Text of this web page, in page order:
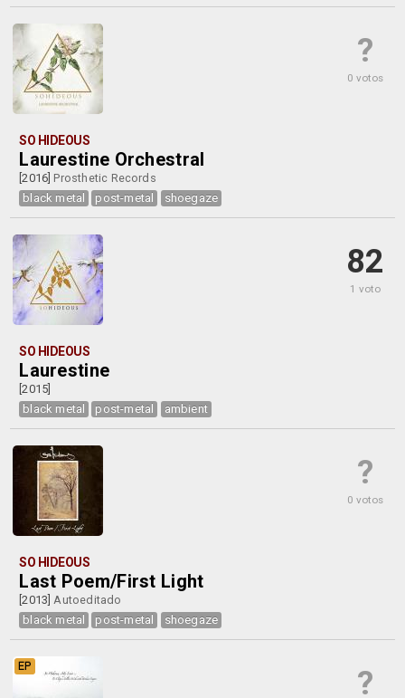
?
0 votos
SO HIDEOUS
Laurestine Orchestral
[2016] Prosthetic Records
black metal
post-metal shoegaze
82
1 voto
SO HIDEOUS
Laurestine
[2015]
black metal
post-metal ambient
?
0 votos
SO HIDEOUS
Last Poem/First Light
[2013]Autoeditado
black metal
post-metal shoegaze
?
EP